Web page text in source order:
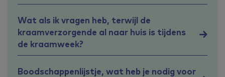
Wat als ik vragen heb, terwijl de
kraamverzorgende al naar huis is tijdens
de kraamweek?
Boodschappenlijstje, wat heb je nodig voor